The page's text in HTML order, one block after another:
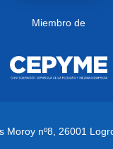
Miembro de
Moroy nº8, 26001